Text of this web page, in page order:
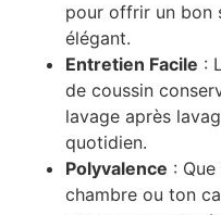
pour offrir un bon
élégant.
Entretien Facile :
de coussin
lavage après
quotidien.
Polyvalence :
chambre ou ton